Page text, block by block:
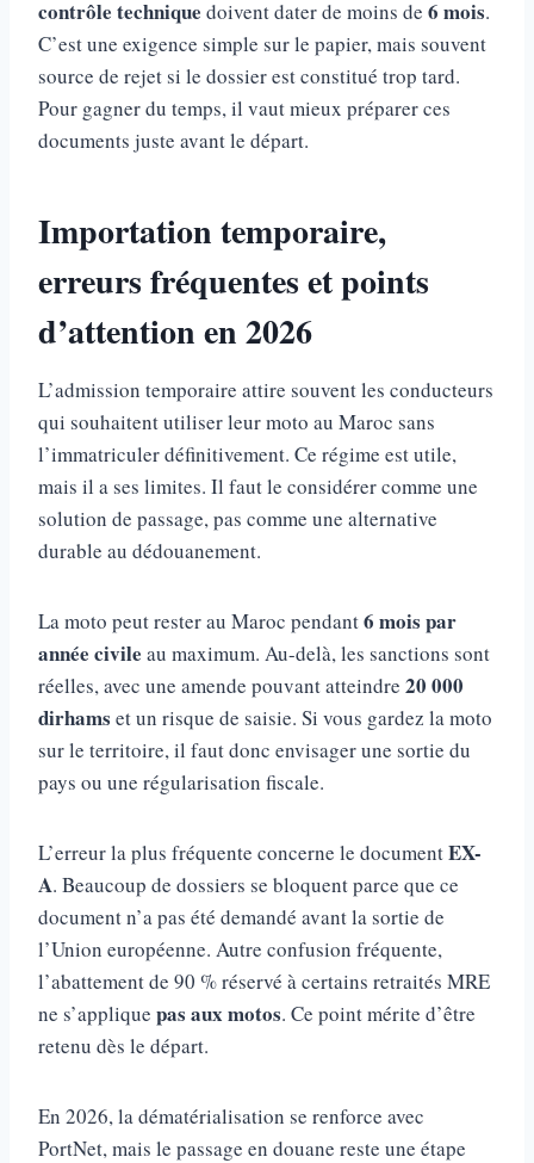
contrôle technique doivent dater de moins de 6 mois.
C’est une exigence simple sur le papier, mais souvent
source de rejet si le dossier est constitué trop tard.
Pour gagner du temps, il vaut mieux préparer ces
documents juste avant le départ.
Importation temporaire,
erreurs fréquentes et points
d’attention en 2026
L’admission temporaire attire souvent les conducteurs
qui souhaitent utiliser leur moto au Maroc sans
l’immatriculer définitivement. Ce régime est utile,
mais il a ses limites. Il faut le considérer comme une
solution de passage, pas comme une alternative
durable au dédouanement.
La moto peut rester au Maroc pendant6 mois par
année civile au maximum. Au-delà, les sanctions sont
réelles, avec une amende pouvant atteindre 20 000
dirhams et un risque de saisie. Si vous gardez la moto
sur le territoire, il faut donc envisager une sortie du
pays ou une régularisation fiscale.
L’erreur la plus fréquente concerne le documentEX-
A. Beaucoup de dossiers se bloquent parce que ce
document n’a pas été demandé avant la sortie de
l’Union européenne. Autre confusion fréquente,
l’abattement de 90 % réservé à certains retraités MRE
ne s’applique pas aux motos. Ce point mérite d’être
retenu dès le départ.
En 2026, la dématérialisation se renforce avec
PortNet, mais le passage en douane reste une étape